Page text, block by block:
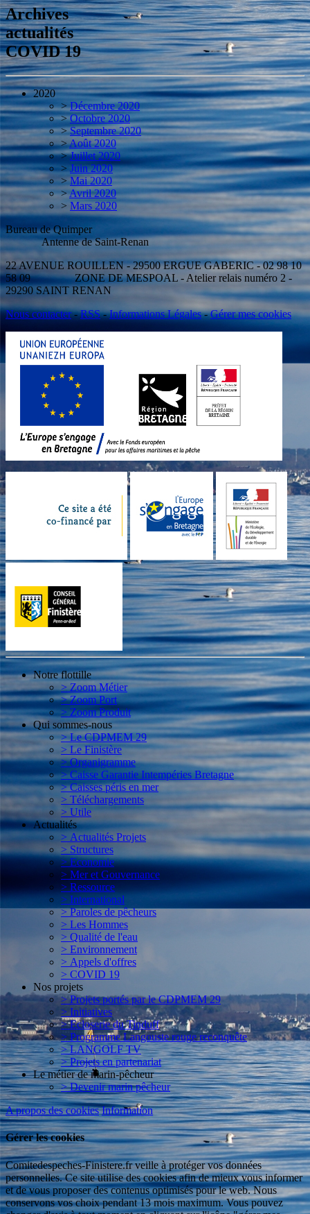
Archives
actualités
COVID 19
2020
> Décembre 2020
> Octobre 2020
> Septembre 2020
>Août 2020
> Juillet 2020
> Juin 2020
> Mai 2020
>Avril 2020
> Mars 2020
Bureau de Quimper
Antenne de Saint-Renan
22 AVENUE ROUILLEN - 29500 ERGUE GABERIC - 02 98 10
58 09 ZONE DE MESPOAL - Atelier relais numéro 2 -
29290 SAINT RENAN
Nous contacter-RSS-Informations Légales-Gérer mes cookies
Notre flottille
> Zoom Métier
> Zoom Port
> Zoom Produit
Qui sommes-nous
> Le CDPMEM 29
> Le Finistère
> Organigramme
> Caisse Garantie Intempéries Bretagne
> Caisses péris en mer
> Téléchargements
> Utile
Actualités
> Actualités Projets
> Structures
> Economie
> Mer et Gouvernance
> Ressource
> International
> Paroles de pêcheurs
> Les Hommes
> Qualité de l'eau
> Environnement
> Appels d'offres
> COVID 19
Nos projets
> Projets portés par le CDPMEM 29
> Initiatives
> Ecloserie du Tinduff
> Programme Langouste rouge reconquête
> LANGOLF TV
> Projets en partenariat
Le métier de marin-pêcheur
> Devenir marin pêcheur
A propos des cookies Information
Gérer les cookies
Comitedespeches-Finistere.fr veille à protéger vos données
personnelles. Ce site utilise des cookies afin de mieux vous informer
et de vous proposer des contenus optimisés pour le web. Nous
conservons vos choix pendant 13 mois maximum. Vous pouvez